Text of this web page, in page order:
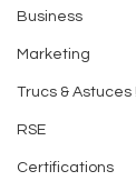
Business
Marketing
Trucs & Astuces !
RSE
Certifications